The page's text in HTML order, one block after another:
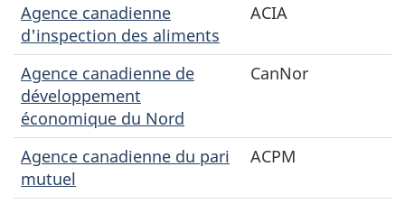
Agence canadienne
d'inspection des aliments
ACIA
Agence canadienne de
développement
économique du Nord
CanNor
Agence canadienne du pari
mutuel
ACPM